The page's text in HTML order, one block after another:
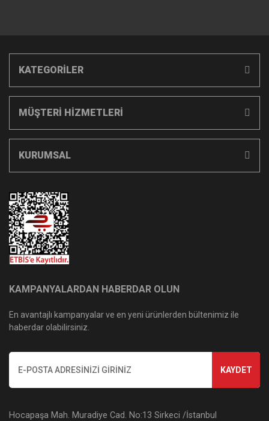
KATEGORİLER
MÜŞTERİ HİZMETLERİ
KURUMSAL
KAMPANYALARDAN HABERDAR OLUN
En avantajlı kampanyalar ve en yeni ürünlerden bültenimiz ile
haberdar olabilirsiniz.
KAYDET
Hocapaşa Mah. Muradiye Cad. No:13 Sirkeci /İstanbul